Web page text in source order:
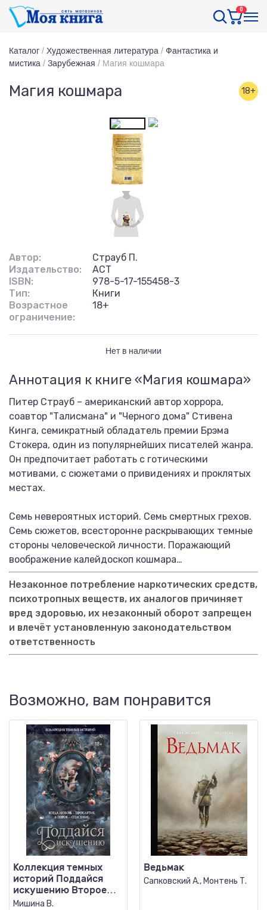
0
Каталог / Художественная литература / Фантастика и
мистика / Зарубежная / Магия кошмара
Магия кошмара 18+
Автор:
Страуб П.
Издательство:
АСТ
ISBN:
978-5-17-155458-3
Тип:
Книги
Возрастное
ограничение:
18+
Нет в наличии
Аннотация к книге «Магия кошмара»
Питер Страуб – американский автор хоррора,
соавтор "Талисмана" и "Черного дома" Стивена
Кинга, семикратный обладатель премии Брэма
Стокера, один из популярнейших писателей жанра.
Он предпочитает работать с готическими
мотивами, с сюжетами о привидениях и проклятых
местах.
Семь невероятных историй. Семь смертных грехов.
Семь сюжетов, всесторонне раскрывающих темные
стороны человеческой личности. Поражающий
воображение калейдоскоп кошмара…
Незаконное потребление наркотических средств,
психотропных веществ, их аналогов причиняет
вред здоровью, их незаконный оборот запрещен
и влечёт установленную законодательством
ответственность
Возможно, вам понравится
Коллекция темных
историй Поддайся
искушению Второе
издание
Мишина В.
Ведьмак
Сапковский А., Монтень Т.